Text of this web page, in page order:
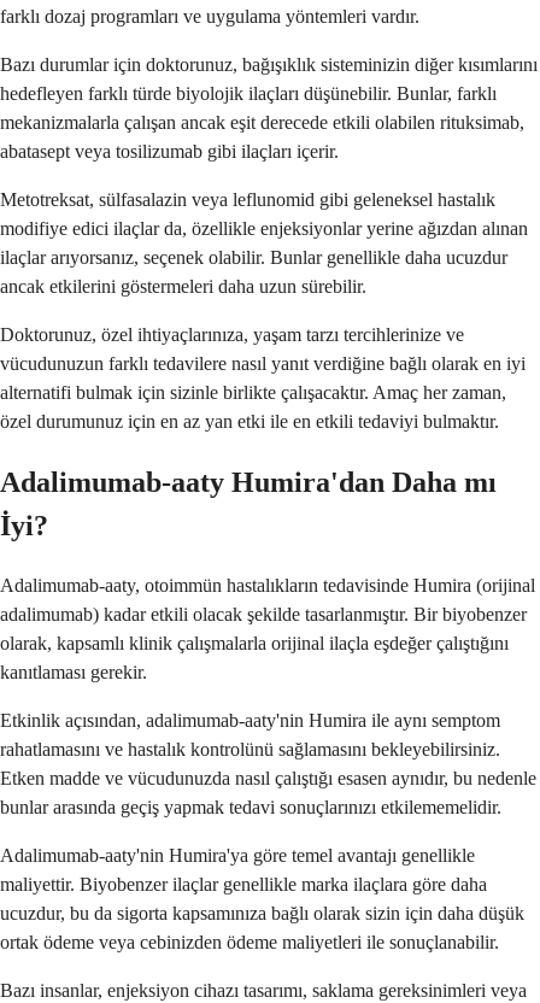
farklı dozaj programları ve uygulama yöntemleri vardır.
Bazı durumlar için doktorunuz, bağışıklık sisteminizin diğer kısımlarını
hedefleyen farklı türde biyolojik ilaçları düşünebilir. Bunlar, farklı
mekanizmalarla çalışan ancak eşit derecede etkili olabilen rituksimab,
abatasept veya tosilizumab gibi ilaçları içerir.
Metotreksat, sülfasalazin veya leflunomid gibi geleneksel hastalık
modifiye edici ilaçlar da, özellikle enjeksiyonlar yerine ağızdan alınan
ilaçlar arıyorsanız, seçenek olabilir. Bunlar genellikle daha ucuzdur
ancak etkilerini göstermeleri daha uzun sürebilir.
Doktorunuz, özel ihtiyaçlarınıza, yaşam tarzı tercihlerinize ve
vücudunuzun farklı tedavilere nasıl yanıt verdiğine bağlı olarak en iyi
alternatifi bulmak için sizinle birlikte çalışacaktır. Amaç her zaman,
özel durumunuz için en az yan etki ile en etkili tedaviyi bulmaktır.
Adalimumab-aaty Humira'dan Daha mı
İyi?
Adalimumab-aaty, otoimmün hastalıkların tedavisinde Humira (orijinal
adalimumab) kadar etkili olacak şekilde tasarlanmıştır. Bir biyobenzer
olarak, kapsamlı klinik çalışmalarla orijinal ilaçla eşdeğer çalıştığını
kanıtlaması gerekir.
Etkinlik açısından, adalimumab-aaty'nin Humira ile aynı semptom
rahatlamasını ve hastalık kontrolünü sağlamasını bekleyebilirsiniz.
Etken madde ve vücudunuzda nasıl çalıştığı esasen aynıdır, bu nedenle
bunlar arasında geçiş yapmak tedavi sonuçlarınızı etkilememelidir.
Adalimumab-aaty'nin Humira'ya göre temel avantajı genellikle
maliyettir. Biyobenzer ilaçlar genellikle marka ilaçlara göre daha
ucuzdur, bu da sigorta kapsamınıza bağlı olarak sizin için daha düşük
ortak ödeme veya cebinizden ödeme maliyetleri ile sonuçlanabilir.
Bazı insanlar, enjeksiyon cihazı tasarımı, saklama gereksinimleri veya